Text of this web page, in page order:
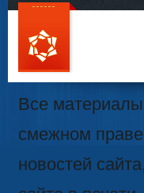
111
Все материалы
смежном
новостей